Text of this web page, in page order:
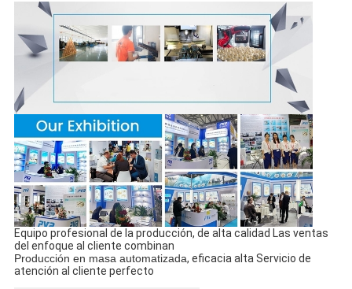
Equipo profesional de la producción, de alta calidad Las ventas
del enfoque al cliente combinan
Producción en masa automatizada, eficacia alta Servicio de
atención al cliente perfecto